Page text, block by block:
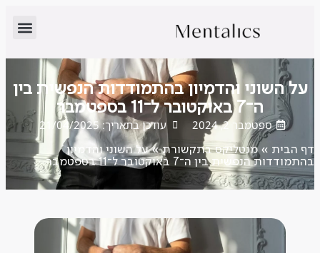
על השוני והדמיון בהתמודדות הנפשית בין
ה־7 באוקטובר ל־11 בספטמבר
ספטמבר 2, 2024 עודכן בתאריך: 21/04/2025
דף הבית »מנטליקס בתקשורת»על השוני והדמיון
בהתמודדות הנפשית בין ה־7 באוקטובר ל־11 בספטמבר